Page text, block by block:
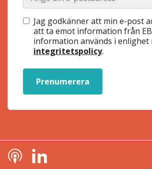
Jag godkänner att min e-post
att ta emot information från
information används i enlighet
integritetspolicy.
Prenumerera